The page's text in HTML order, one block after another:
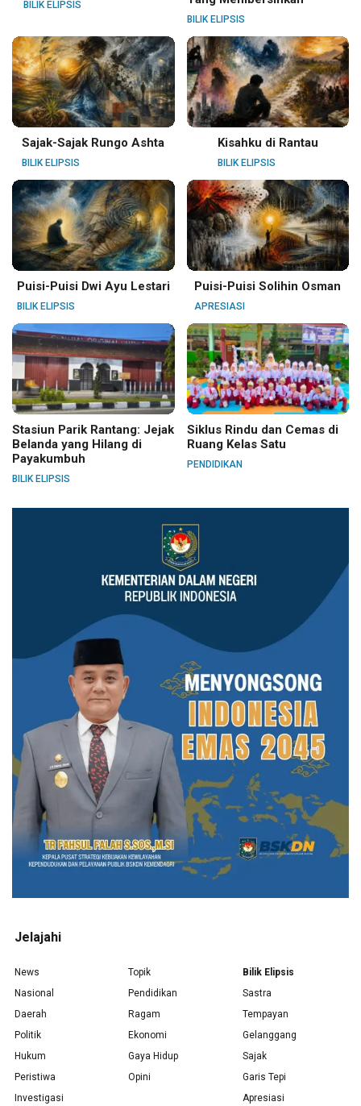
BILIK ELIPSIS
BILIK ELIPSIS
Sajak-Sajak Rungo Ashta
BILIK ELIPSIS
Kisahku di Rantau
BILIK ELIPSIS
Puisi-Puisi Dwi Ayu Lestari
BILIK ELIPSIS
Puisi-Puisi Solihin Osman
APRESIASI
Stasiun Parik Rantang: Jejak
Belanda yang Hilang di
Payakumbuh
BILIK ELIPSIS
Siklus Rindu dan Cemas di
Ruang Kelas Satu
PENDIDIKAN
Jelajahi
News
Nasional
Daerah
Politik
Hukum
Peristiwa
Investigasi
Topik
Pendidikan
Ragam
Ekonomi
Gaya Hidup
Opini
Bilik Elipsis
Sastra
Tempayan
Gelanggang
Sajak
Garis Tepi
Apresiasi